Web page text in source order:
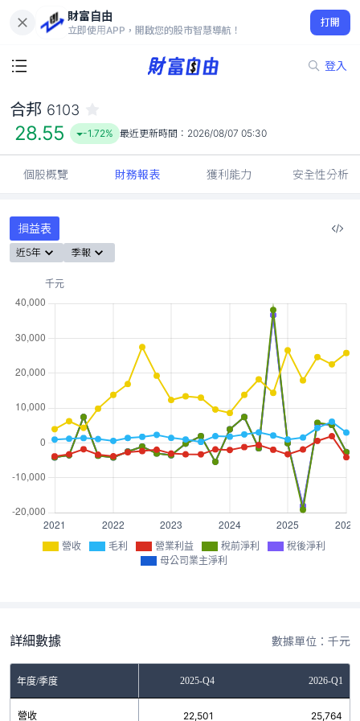
財富自由
立即使用APP，開啟您的股市智慧導航！
打開
登入
28.55
-1.72%
合邦 6103
28.55 -1.72% 最近更新時間： 2026/08/07 05:30
個股概覽 財務報表 獲利能力 安全性分析
損益表
近5年 季報
營收 毛利 營業利益 稅前淨利
稅後淨利
母公司業主淨利
詳細數據 數據單位：千元
年度/季度2025-Q3 2025-Q4 2026-Q1
營收 22,501 25,764